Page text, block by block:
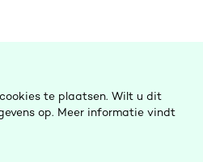
te plaatsen. Wilt u dit
op. Meer informatie vindt